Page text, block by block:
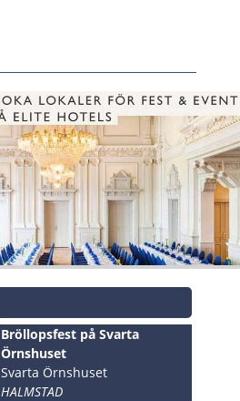
Bröllopsfest på Svarta
Örnshuset
Svarta Örnshuset
HALMSTAD